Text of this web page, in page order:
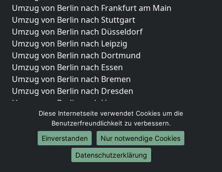
Umzug von Berlin nach Frankfurt am Main
Umzug von Berlin nach Stuttgart
Umzug von Berlin nach Düsseldorf
Umzug von Berlin nach Leipzig
Umzug von Berlin nach Dortmund
Umzug von Berlin nach Essen
Umzug von Berlin nach Bremen
Umzug von Berlin nach Dresden
Umzug von Berlin nach Hannover
Umzug von Berlin nach Nürnberg
Umzug von Berlin nach Duisburg
Umzug von Berlin nach Bochum
Umzug von Berlin nach Wuppertal
Umzug von Berlin nach Bielefeld
Diese Internetseite verwendet Cookies um die
Benutzerfreundlichkeit zu verbessern.
Einverstanden
Nur notwendige Cookies
Datenschutzerklärung